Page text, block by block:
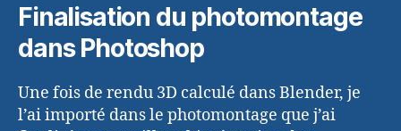
Finalisation du photomontage
dans Photoshop
Une fois de rendu 3D calculé dans Blender, je
l’ai importé dans le photomontage que j’ai